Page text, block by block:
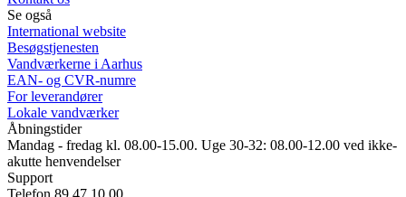
Se også
International website
Besøgstjenesten
Vandværkerne i Aarhus
EAN- og CVR-numre
For leverandører
Lokale vandværker
Åbningstider
Mandag - fredag kl. 08.00-15.00. Uge 30-32: 08.00-12.00 ved ikke-
akutte henvendelser
Support
Telefon 89 47 10 00